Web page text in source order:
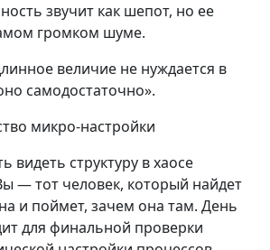
звучит как шепот, но ее
громком шуме.
величие не нуждается в
самодостаточно».
микро-настройки
видеть структуру в хаосе
— тот человек, который найдет
и поймет, зачем она там. День
для финальной проверки